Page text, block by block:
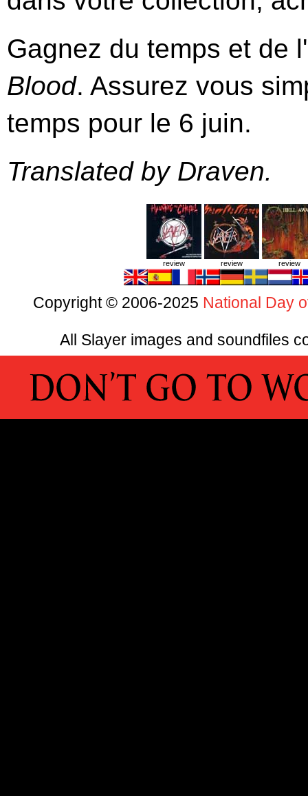
Gagnez du temps et de
Blood. Assurez vous
temps pour le 6 juin.
Translated by Draven.
review review review
Copyright © 2006-2025 National Day
All Slayer images and soundfiles